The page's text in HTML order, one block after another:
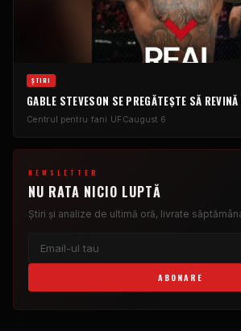
ŞTIRI
GABLE STEVESON SE PREGĂTEȘTE SĂ
Centrul pentru fani UFCaugust 6
NEWSLETTER
NU RATA NICIO LUPTĂ
Știri și analize de ultimă oră, livrate
ABONARE